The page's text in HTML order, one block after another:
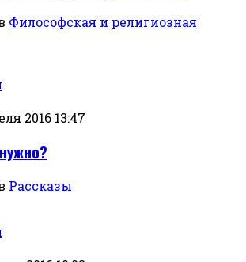
Философская и религиозная
2016 13:47
Рассказы